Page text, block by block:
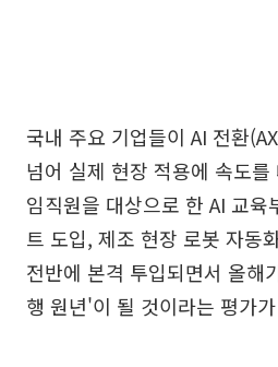
국내 주요 기업들이 AI 전환
넘어 실제 현장 적용에 속도
임직원을 대상으로 한 AI 교육
트 도입, 제조 현장 로봇 자동
전반에 본격 투입되면서 올해
행 원년'이 될 것이라는 평가